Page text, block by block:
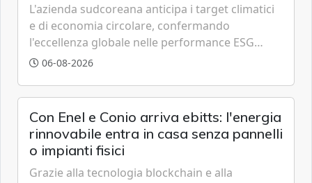
L'azienda sudcoreana anticipa i target climatici
e di economia circolare, confermando
l'eccellenza globale nelle performance ESG
grazie a innovazione, accessibilità e governance
06-08-2026
Con Enel e Conio arriva ebitts: l'energia
rinnovabile entra in casa senza pannelli
o impianti fisici
Grazie alla tecnologia blockchain e alla